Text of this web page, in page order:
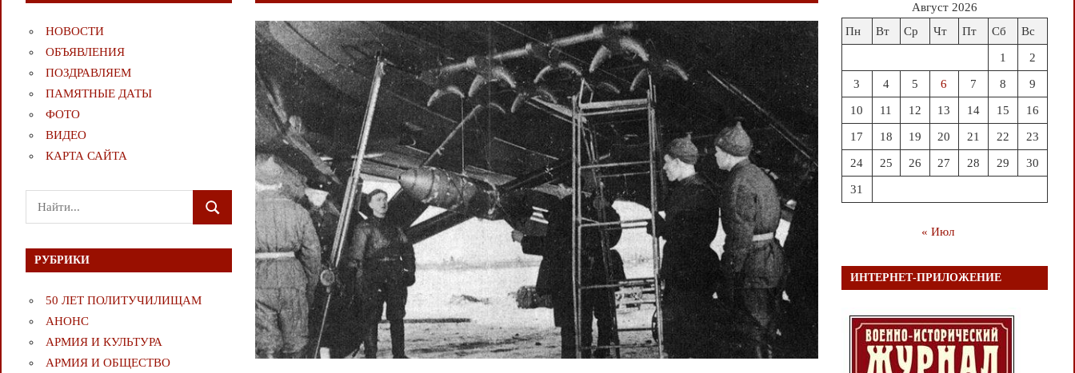
НОВОСТИ
ОБЪЯВЛЕНИЯ
ПОЗДРАВЛЯЕМ
ПАМЯТНЫЕ ДАТЫ
ФОТО
ВИДЕО
КАРТА САЙТА
Поиск
для:
ПОИСК
РУБРИКИ
50 ЛЕТ ПОЛИТУЧИЛИЩАМ
АНОНС
АРМИЯ И КУЛЬТУРА
АРМИЯ И ОБЩЕСТВО
Август 2026
Пн
Вт Ср Чт Пт Сб Вс
1 2
3 4 5 6 7 8 9
10 11 12 13 14 15 16
17 18 19 20 21 22 23
24 25 26 27 28 29 30
31
« Июл
ИНТЕРНЕТ-ПРИЛОЖЕНИЕ